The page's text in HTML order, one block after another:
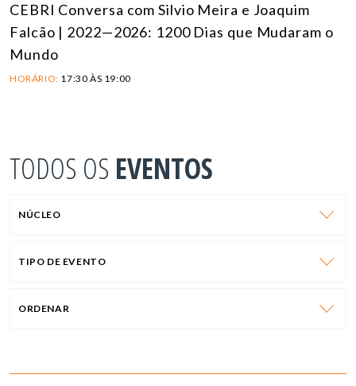
CEBRI Conversa com Silvio Meira e Joaquim
Falcão | 2022—2026: 1200 Dias que Mudaram o
Mundo
HORÁRIO: 17:30 ÀS 19:00
TODOS OS EVENTOS
NÚCLEO
TIPO DE EVENTO
ORDENAR